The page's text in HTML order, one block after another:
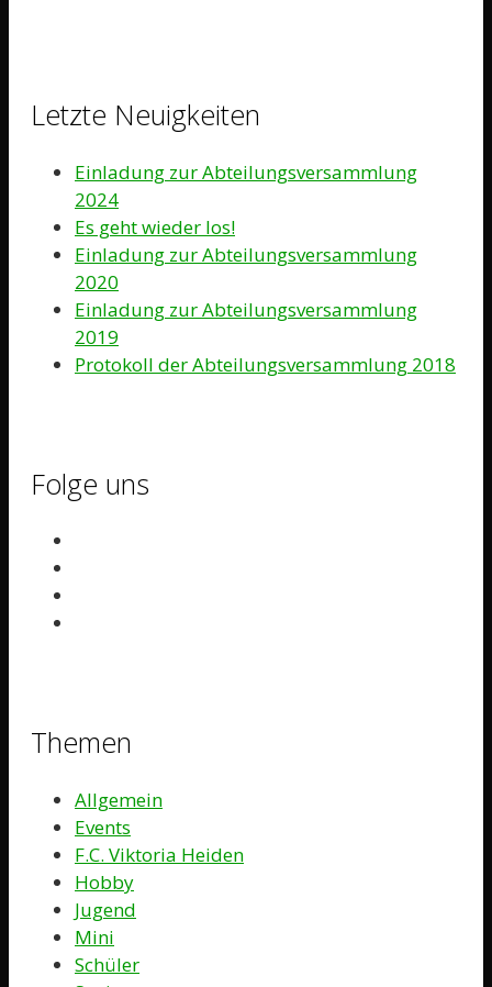
Letzte Neuigkeiten
Einladung zur Abteilungsversammlung
2024
Es geht wieder los!
Einladung zur Abteilungsversammlung
2020
Einladung zur Abteilungsversammlung
2019
Protokoll der Abteilungsversammlung 2018
Folge uns
Themen
Allgemein
Events
F.C. Viktoria Heiden
Hobby
Jugend
Mini
Schüler